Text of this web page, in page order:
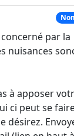
par la
nuisances
à apposer
ci peut se
désirez.